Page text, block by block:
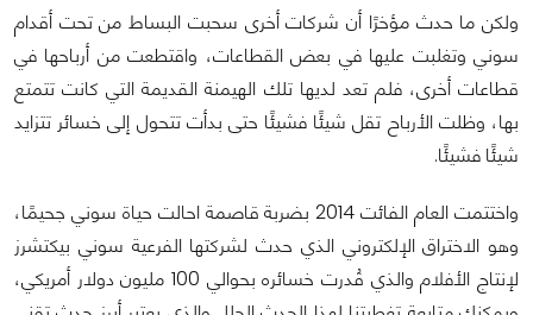
ولكن ما حدث مؤخرًا أن شركات أخرى سحبت البساط من تحت أقدام
سوني وتغلبت عليها في بعض القطاعات، واقتطعت من أرباحها في
قطاعات أخرى، فلم تعد لديها تلك الهيمنة القديمة التي كانت تتمتع
بها، وظلت الأرباح تقل شيئًا فشيئًا حتى بدأت تتحول إلى خسائر تتزايد
شيئًا فشيئًا.
واختتمت العام الفائت 2014 بضربة قاصمة احالت حياة سوني جحيمًا،
وهو الاختراق الإلكتروني الذي حدث لشركتها الفرعية سوني بيكتشرز
لإنتاج الأفلام والذي قُدرت خسائره بحوالي 100 مليون دولار أمريكي،